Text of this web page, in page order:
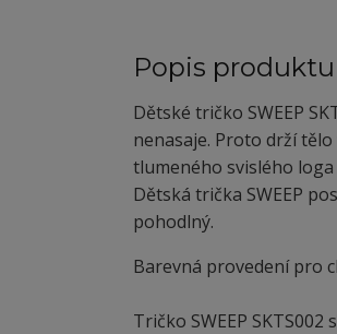
Popis produktu
Dětské tričko SWEEP
nenasaje. Proto drží
tlumeného svislého
Dětská trička SWEEP
pohodlný.
Barevná provedení pro
Tričko SWEEP